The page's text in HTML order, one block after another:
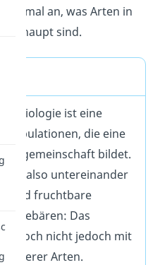
einmal an, was Arten in
sind.
Biologie ist eine
Populationen, die eine
bildet.
sich also untereinander
und fruchtbare
gebären: Das
jedoch nicht jedoch mit
anderer Arten.